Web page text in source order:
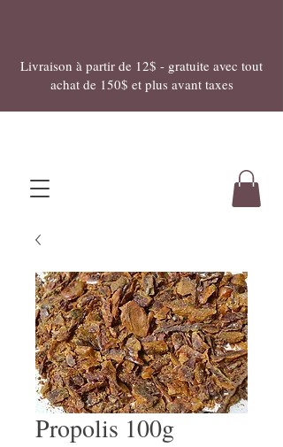
Livraison à partir de 12$ - gratuite avec tout
achat de 150$ et plus avant taxes
Propolis 100g